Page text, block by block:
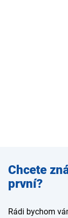
Zadejte
e-mail
Chcete
první?
Rádi bychom